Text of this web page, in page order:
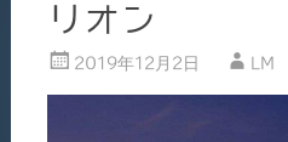
リオン
2019年12月2日 LM